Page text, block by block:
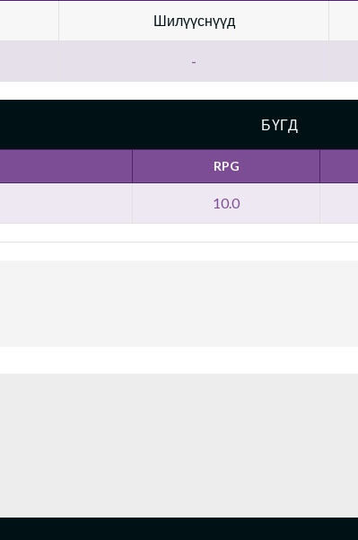
Шилүүснүүд
-
БҮГД
RPG
10.0